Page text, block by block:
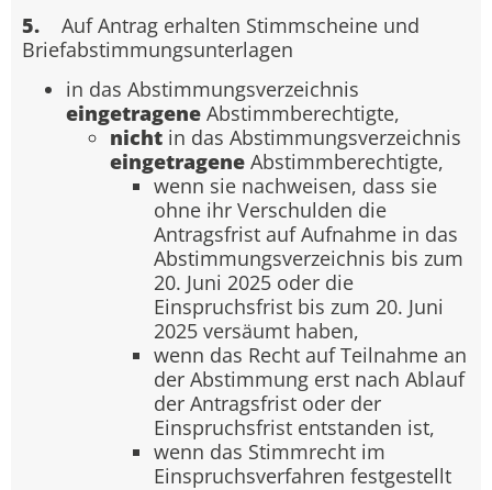
5. Auf Antrag erhalten Stimmscheine und
Briefabstimmungsunterlagen
in das Abstimmungsverzeichnis
eingetragene Abstimmberechtigte,
nicht in das Abstimmungsverzeichnis
eingetragene Abstimmberechtigte,
wenn sie nachweisen, dass sie
ohne ihr Verschulden die
Antragsfrist auf Aufnahme in das
Abstimmungsverzeichnis bis zum
20. Juni 2025 oder die
Einspruchsfrist bis zum 20. Juni
2025 versäumt haben,
wenn das Recht auf Teilnahme an
der Abstimmung erst nach Ablauf
der Antragsfrist oder der
Einspruchsfrist entstanden ist,
wenn das Stimmrecht im
Einspruchsverfahren festgestellt